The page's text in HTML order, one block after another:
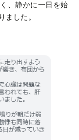
、静かに一日を始
ました。